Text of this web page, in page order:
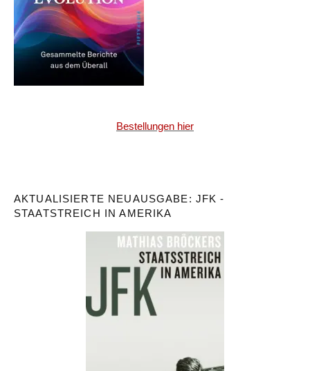
Bestellungen hier
AKTUALISIERTE NEUAUSGABE: JFK -
STAATSTREICH IN AMERIKA